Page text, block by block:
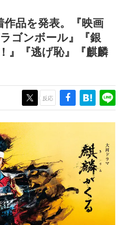
の名前に
品を発表。『映画
ゴンボール』『銀
』『逃げ恥』『麒麟
反応